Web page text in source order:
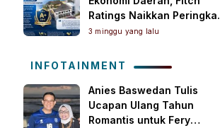
Ratings Naikkan Peringkat
Bank Jambi Jadi ‘A+(idn)’
3 minggu yang lalu
INFOTAINMENT
Anies Baswedan Tulis
Ucapan Ulang Tahun
Romantis untuk Fery